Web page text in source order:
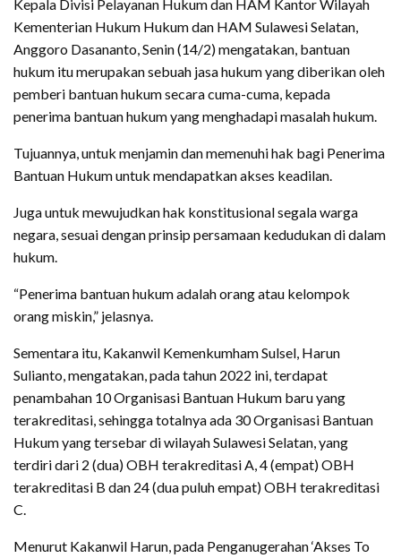
Kepala Divisi Pelayanan Hukum dan HAM Kantor Wilayah
Kementerian Hukum Hukum dan HAM Sulawesi Selatan,
Anggoro Dasananto, Senin (14/2) mengatakan, bantuan
hukum itu merupakan sebuah jasa hukum yang diberikan oleh
pemberi bantuan hukum secara cuma-cuma, kepada
penerima bantuan hukum yang menghadapi masalah hukum.
Tujuannya, untuk menjamin dan memenuhi hak bagi Penerima
Bantuan Hukum untuk mendapatkan akses keadilan.
Juga untuk mewujudkan hak konstitusional segala warga
negara, sesuai dengan prinsip persamaan kedudukan di dalam
hukum.
“Penerima bantuan hukum adalah orang atau kelompok
orang miskin,” jelasnya.
Sementara itu, Kakanwil Kemenkumham Sulsel, Harun
Sulianto, mengatakan, pada tahun 2022 ini, terdapat
penambahan 10 Organisasi Bantuan Hukum baru yang
terakreditasi, sehingga totalnya ada 30 Organisasi Bantuan
Hukum yang tersebar di wilayah Sulawesi Selatan, yang
terdiri dari 2 (dua) OBH terakreditasi A, 4 (empat) OBH
terakreditasi B dan 24 (dua puluh empat) OBH terakreditasi
C.
Menurut Kakanwil Harun, pada Penganugerahan ‘Akses To